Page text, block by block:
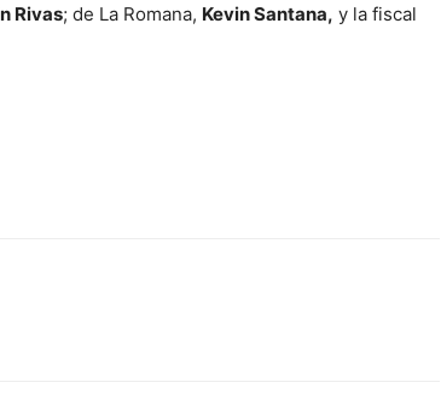
Rivas; de La Romana, Kevin Santana, y la fiscal